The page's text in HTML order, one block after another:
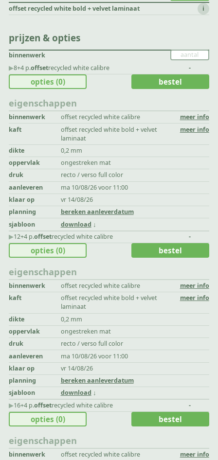
offset recycled white bold + velvet laminaat i
prijzen & opties
binnenwerk
▶︎8+4 p.offsetrecycled white calibre -
eigenschappen
binnenwerk offset recycled white calibre
meer info
kaft
offset recycled white bold + velvet
laminaat
meer info
dikte
0,2 mm
oppervlak
ongestreken mat
druk
recto / verso full color
aanleveren
ma 10/08/26 voor 11:00
klaar op
vr 14/08/26
planning
bereken aanleverdatum
sjabloon
download
opties (0) bestel
▶︎12+4 p.offsetrecycled white calibre -
eigenschappen
binnenwerk offset recycled white calibre
meer info
kaft
offset recycled white bold + velvet
laminaat
meer info
dikte
0,2 mm
oppervlak
ongestreken mat
druk
recto / verso full color
aanleveren
ma 10/08/26 voor 11:00
klaar op
vr 14/08/26
planning
bereken aanleverdatum
sjabloon
download
opties (0) bestel
▶︎16+4 p.offsetrecycled white calibre -
eigenschappen
binnenwerk offset recycled white calibre
meer info
opties (0) bestel